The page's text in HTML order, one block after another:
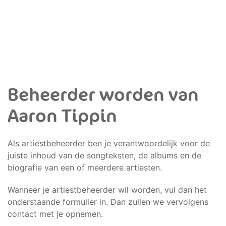
Beheerder worden van
Aaron Tippin
Als artiestbeheerder ben je verantwoordelijk voor de
juiste inhoud van de songteksten, de albums en de
biografie van een of meerdere artiesten.
Wanneer je artiestbeheerder wil worden, vul dan het
onderstaande formulier in. Dan zullen we vervolgens
contact met je opnemen.